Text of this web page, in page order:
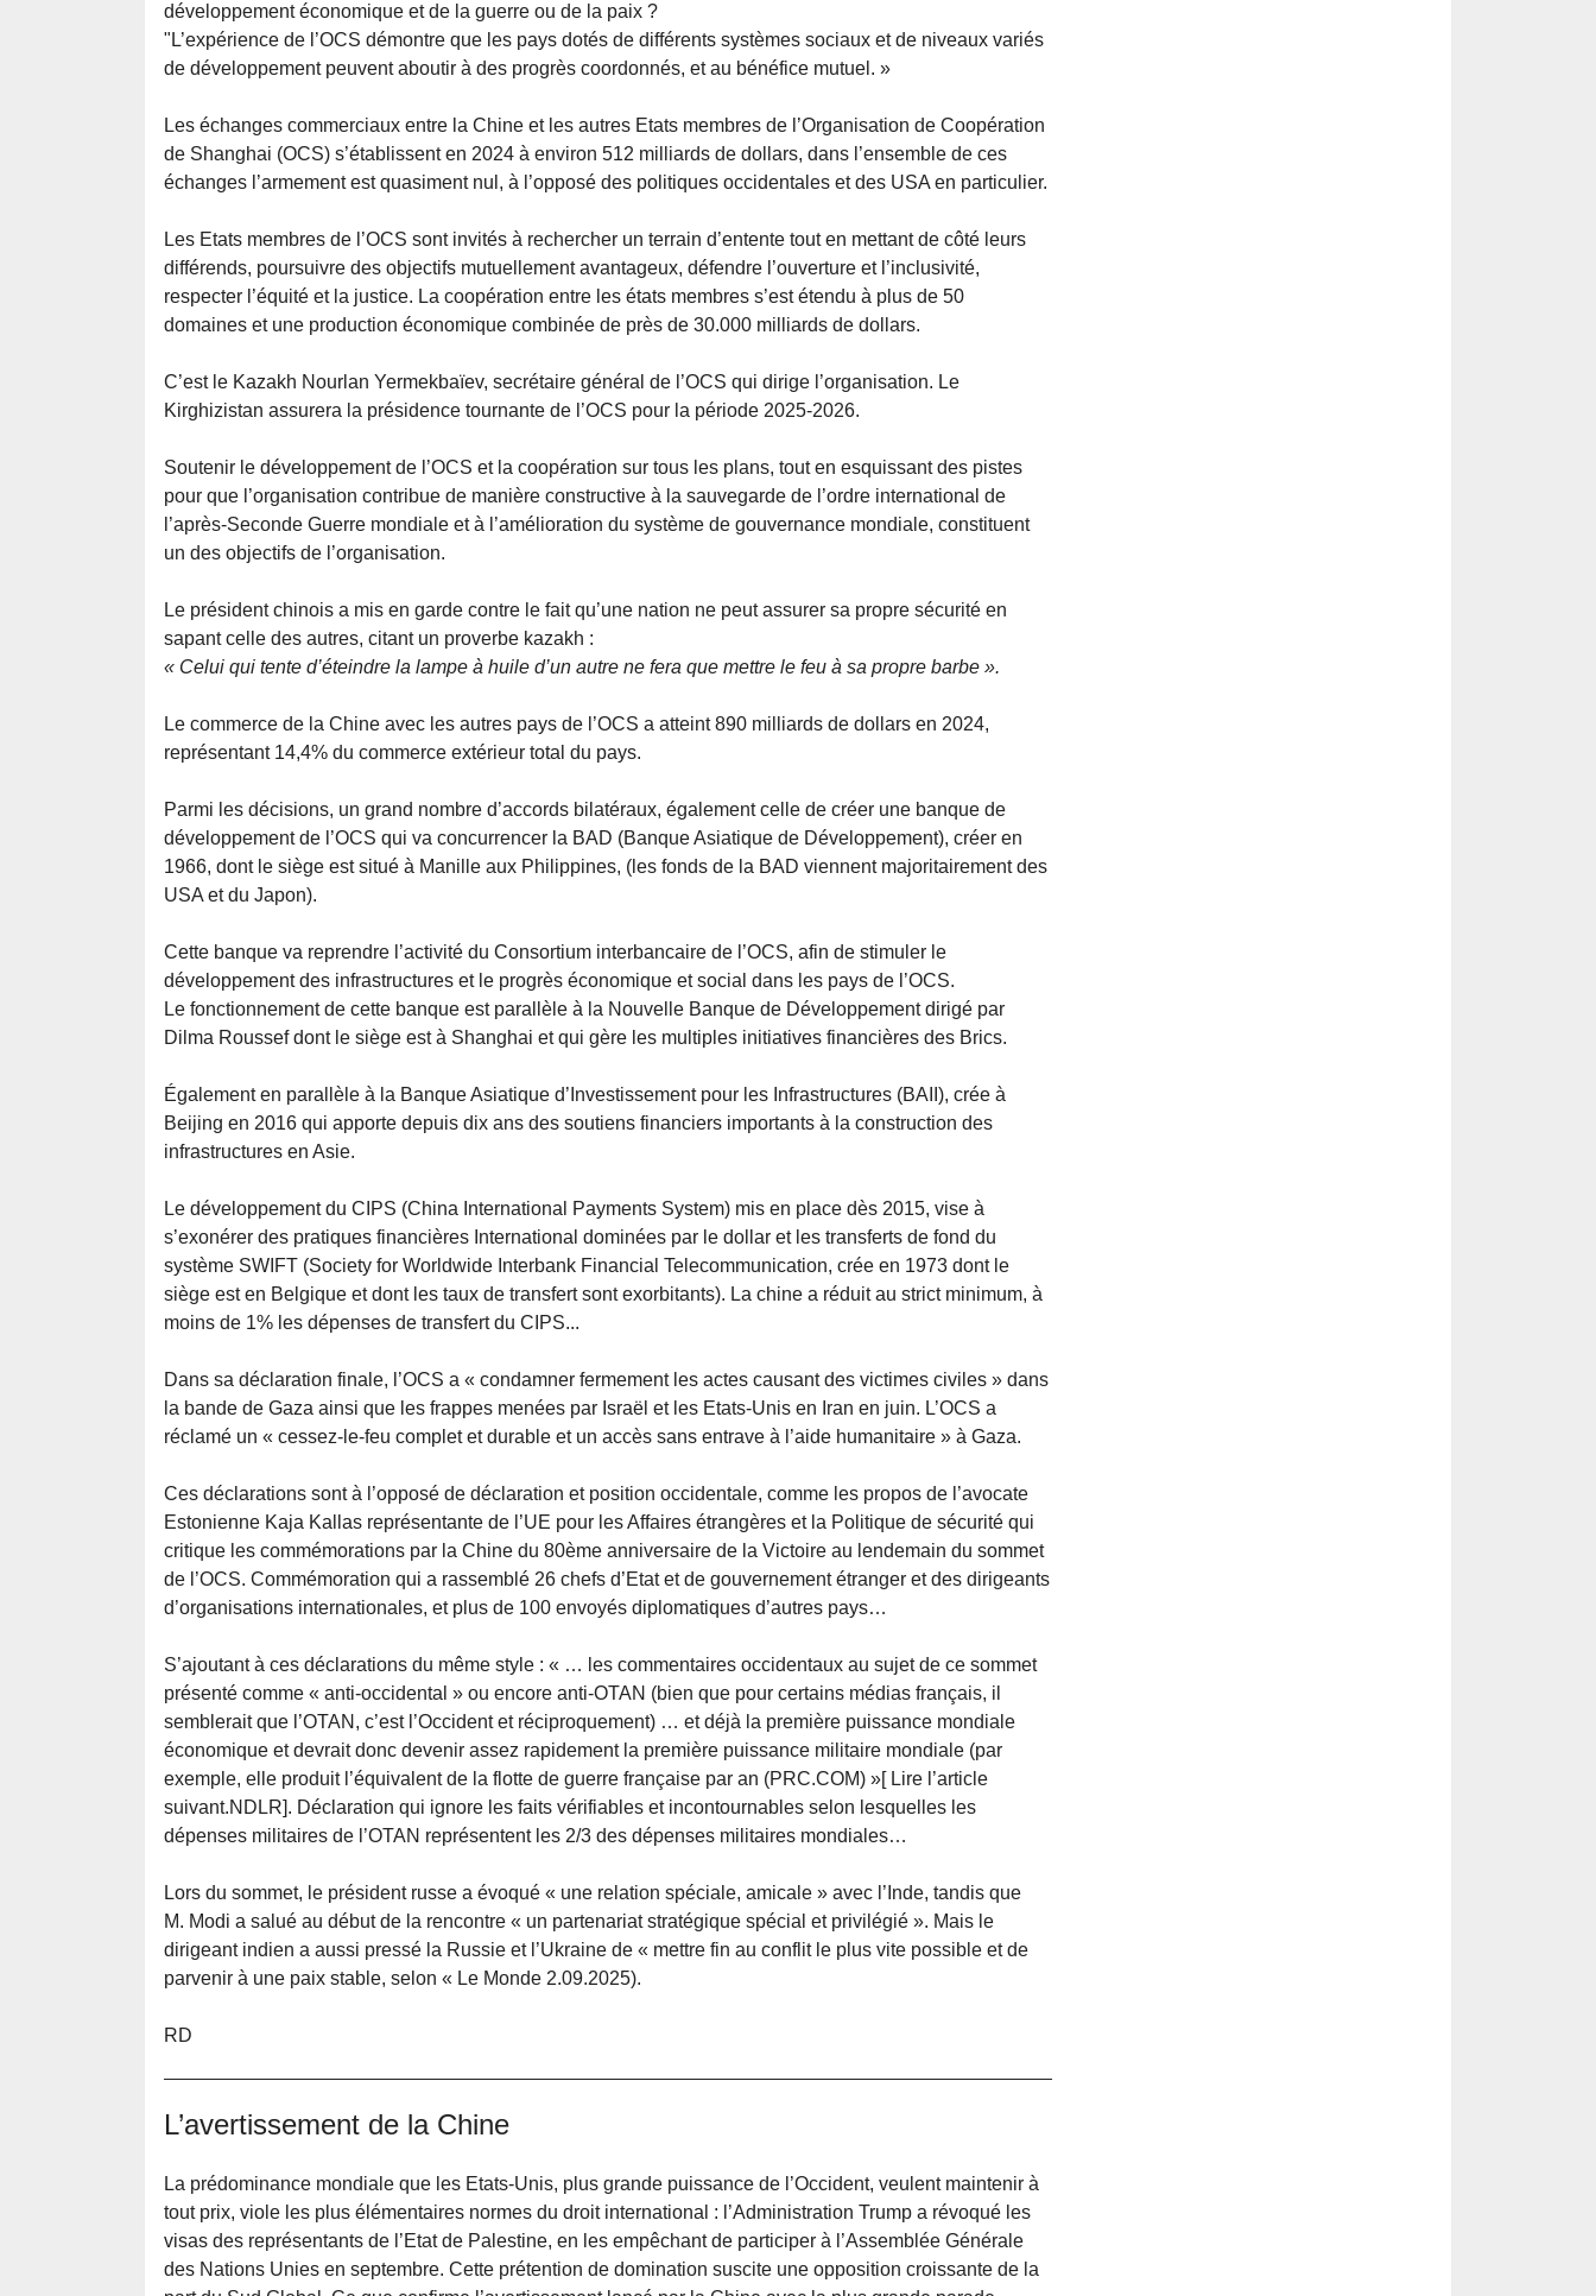
développement économique et de la guerre ou de la paix ?
"L’expérience de l’OCS démontre que les pays dotés de différents systèmes sociaux et de niveaux variés
de développement peuvent aboutir à des progrès coordonnés, et au bénéfice mutuel. »
Les échanges commerciaux entre la Chine et les autres Etats membres de l’Organisation de Coopération
de Shanghai (OCS) s’établissent en 2024 à environ 512 milliards de dollars, dans l’ensemble de ces
échanges l’armement est quasiment nul, à l’opposé des politiques occidentales et des USA en particulier.
Les Etats membres de l’OCS sont invités à rechercher un terrain d’entente tout en mettant de côté leurs
différends, poursuivre des objectifs mutuellement avantageux, défendre l’ouverture et l’inclusivité,
respecter l’équité et la justice. La coopération entre les états membres s’est étendu à plus de 50
domaines et une production économique combinée de près de 30.000 milliards de dollars.
C’est le Kazakh Nourlan Yermekbaïev, secrétaire général de l’OCS qui dirige l’organisation. Le
Kirghizistan assurera la présidence tournante de l’OCS pour la période 2025-2026.
Soutenir le développement de l’OCS et la coopération sur tous les plans, tout en esquissant des pistes
pour que l’organisation contribue de manière constructive à la sauvegarde de l’ordre international de
l’après-Seconde Guerre mondiale et à l’amélioration du système de gouvernance mondiale, constituent
un des objectifs de l’organisation.
Le président chinois a mis en garde contre le fait qu’une nation ne peut assurer sa propre sécurité en
sapant celle des autres, citant un proverbe kazakh :
« Celui qui tente d’éteindre la lampe à huile d’un autre ne fera que mettre le feu à sa propre barbe ».
Le commerce de la Chine avec les autres pays de l’OCS a atteint 890 milliards de dollars en 2024,
représentant 14,4% du commerce extérieur total du pays.
Parmi les décisions, un grand nombre d’accords bilatéraux, également celle de créer une banque de
développement de l’OCS qui va concurrencer la BAD (Banque Asiatique de Développement), créer en
1966, dont le siège est situé à Manille aux Philippines, (les fonds de la BAD viennent majoritairement des
USA et du Japon).
Cette banque va reprendre l’activité du Consortium interbancaire de l’OCS, afin de stimuler le
développement des infrastructures et le progrès économique et social dans les pays de l’OCS.
Le fonctionnement de cette banque est parallèle à la Nouvelle Banque de Développement dirigé par
Dilma Roussef dont le siège est à Shanghai et qui gère les multiples initiatives financières des Brics.
Également en parallèle à la Banque Asiatique d’Investissement pour les Infrastructures (BAII), crée à
Beijing en 2016 qui apporte depuis dix ans des soutiens financiers importants à la construction des
infrastructures en Asie.
Le développement du CIPS (China International Payments System) mis en place dès 2015, vise à
s’exonérer des pratiques financières International dominées par le dollar et les transferts de fond du
système SWIFT (Society for Worldwide Interbank Financial Telecommunication, crée en 1973 dont le
siège est en Belgique et dont les taux de transfert sont exorbitants). La chine a réduit au strict minimum, à
moins de 1% les dépenses de transfert du CIPS...
Dans sa déclaration finale, l’OCS a « condamner fermement les actes causant des victimes civiles » dans
la bande de Gaza ainsi que les frappes menées par Israël et les Etats-Unis en Iran en juin. L’OCS a
réclamé un « cessez-le-feu complet et durable et un accès sans entrave à l’aide humanitaire » à Gaza.
Ces déclarations sont à l’opposé de déclaration et position occidentale, comme les propos de l’avocate
Estonienne Kaja Kallas représentante de l’UE pour les Affaires étrangères et la Politique de sécurité qui
critique les commémorations par la Chine du 80ème anniversaire de la Victoire au lendemain du sommet
de l’OCS. Commémoration qui a rassemblé 26 chefs d’Etat et de gouvernement étranger et des dirigeants
d’organisations internationales, et plus de 100 envoyés diplomatiques d’autres pays…
S’ajoutant à ces déclarations du même style : « … les commentaires occidentaux au sujet de ce sommet
présenté comme « anti-occidental » ou encore anti-OTAN (bien que pour certains médias français, il
semblerait que l’OTAN, c’est l’Occident et réciproquement) … et déjà la première puissance mondiale
économique et devrait donc devenir assez rapidement la première puissance militaire mondiale (par
exemple, elle produit l’équivalent de la flotte de guerre française par an (PRC.COM) »[ Lire l’article
suivant.NDLR]. Déclaration qui ignore les faits vérifiables et incontournables selon lesquelles les
dépenses militaires de l’OTAN représentent les 2/3 des dépenses militaires mondiales…
Lors du sommet, le président russe a évoqué « une relation spéciale, amicale » avec l’Inde, tandis que
M. Modi a salué au début de la rencontre « un partenariat stratégique spécial et privilégié ». Mais le
dirigeant indien a aussi pressé la Russie et l’Ukraine de « mettre fin au conflit le plus vite possible et de
parvenir à une paix stable, selon « Le Monde 2.09.2025).
RD
L’avertissement de la Chine
La prédominance mondiale que les Etats-Unis, plus grande puissance de l’Occident, veulent maintenir à
tout prix, viole les plus élémentaires normes du droit international : l’Administration Trump a révoqué les
visas des représentants de l’Etat de Palestine, en les empêchant de participer à l’Assemblée Générale
des Nations Unies en septembre. Cette prétention de domination suscite une opposition croissante de la